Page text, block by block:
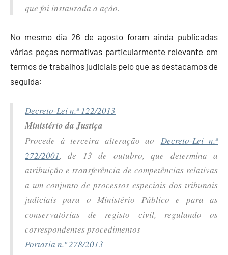
que foi instaurada a ação.
No mesmo dia 26 de agosto foram ainda publicadas
várias peças normativas particularmente relevante em
termos de trabalhos judiciais pelo que as destacamos de
seguida:
Decreto-Lei n.º 122/2013
Ministério da Justiça
Procede à terceira alteração ao Decreto-Lei n.º
272/2001, de 13 de outubro, que determina a
atribuição e transferência de competências relativas
a um conjunto de processos especiais dos tribunais
judiciais para o Ministério Público e para as
conservatórias de registo civil, regulando os
correspondentes procedimentos
Portaria n.º 278/2013